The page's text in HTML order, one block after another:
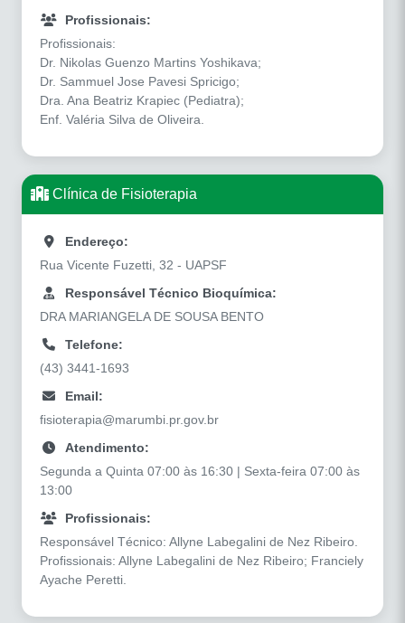
Profissionais:
Profissionais:
Dr. Nikolas Guenzo Martins Yoshikava;
Dr. Sammuel Jose Pavesi Spricigo;
Dra. Ana Beatriz Krapiec (Pediatra);
Enf. Valéria Silva de Oliveira.
Clínica de Fisioterapia
Endereço:
Rua Vicente Fuzetti, 32 - UAPSF
Responsável Técnico Bioquímica:
DRA MARIANGELA DE SOUSA BENTO
Telefone:
(43) 3441-1693
Email:
fisioterapia@marumbi.pr.gov.br
Atendimento:
Segunda a Quinta 07:00 às 16:30 | Sexta-feira 07:00 às
13:00
Profissionais:
Responsável Técnico: Allyne Labegalini de Nez Ribeiro.
Profissionais: Allyne Labegalini de Nez Ribeiro; Franciely
Ayache Peretti.